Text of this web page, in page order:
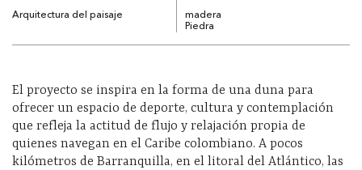
Arquitectura del paisaje
madera
Piedra
El proyecto se inspira en la forma de una duna para
ofrecer un espacio de deporte, cultura y contemplación
que refleja la actitud de flujo y relajación propia de
quienes navegan en el Caribe colombiano. A pocos
kilómetros de Barranquilla, en el litoral del Atlántico, las